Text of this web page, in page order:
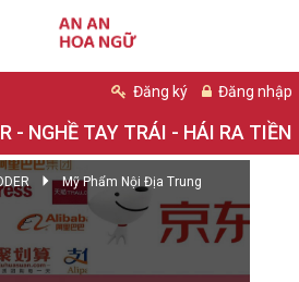
Đăng ký Đăng nhập
- NGHỀ TAY TRÁI - HÁI RA TIỀN
Mỹ Phẩm Nội Địa Trung